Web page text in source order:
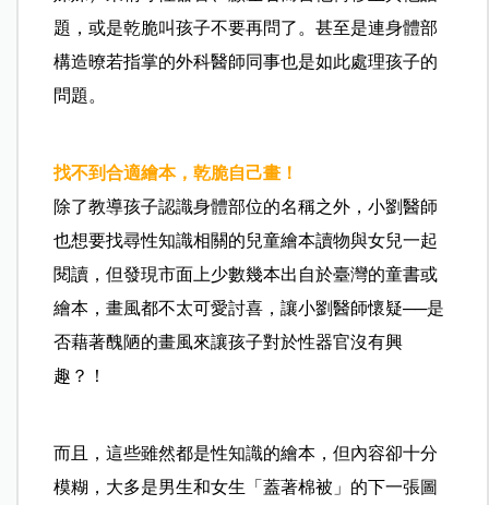
題，或是乾脆叫孩子不要再問了。甚至是連身體部
構造暸若指掌的外科醫師同事也是如此處理孩子的
問題。
找不到合適繪本，乾脆自己畫！
除了教導孩子認識身體部位的名稱之外，小劉醫師
也想要找尋性知識相關的兒童繪本讀物與女兒一起
閱讀，但發現市面上少數幾本出自於臺灣的童書或
繪本，畫風都不太可愛討喜，讓小劉醫師懷疑──是
否藉著醜陋的畫風來讓孩子對於性器官沒有興
趣？！
而且，這些雖然都是性知識的繪本，但內容卻十分
模糊，大多是男生和女生「蓋著棉被」的下一張圖